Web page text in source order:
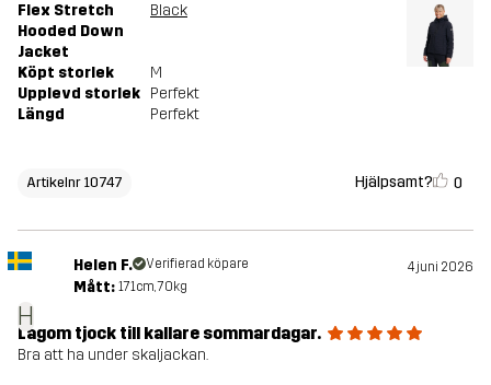
Flex Stretch
Hooded Down
Jacket
Black
Köpt storlek
M
Upplevd storlek Perfekt
Längd
Perfekt
Artikelnr 10747 Hjälpsamt? 0
H
Helen F. Verifierad köpare 4 juni 2026
Mått: 171cm, 70kg
Lagom tjock till kallare sommardagar.
Bra att ha under skaljackan.